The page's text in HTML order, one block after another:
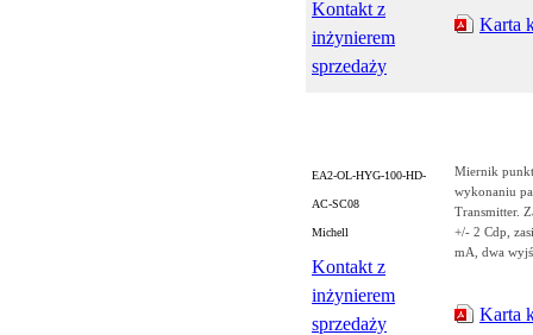
Kontakt z
inżynierem
sprzedaży
Karta
EA2-OL-HYG-100-HD-
AC-SC08
Michell
Kontakt z
inżynierem
sprzedaży
Miernik
wykonaniu
Transmitter.
+/- 2 Cdp,
mA, dwa
Karta